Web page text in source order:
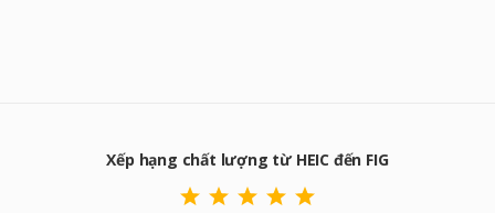
Xếp hạng chất lượng từ HEIC đến FIG